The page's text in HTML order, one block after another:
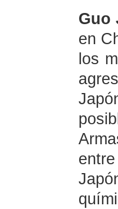
Guo
en
los